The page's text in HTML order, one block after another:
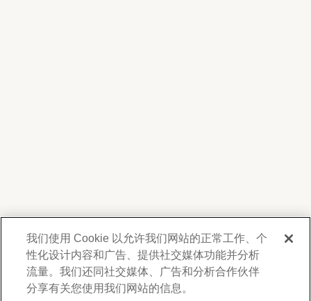
我們尊重您的隱私。為了向您提供有關產品、服
務及活動之資訊，Forest Lawn 會蒐集並使用您
在此提供的聯絡資料，並得不時透過電子郵件、
我们使用 Cookie 以允许我们网站的正常工作、个
性化设计内容和广告、提供社交媒体功能并分析
流量。我们还同社交媒体、广告和分析合作伙伴
分享有关您使用我们网站的信息。